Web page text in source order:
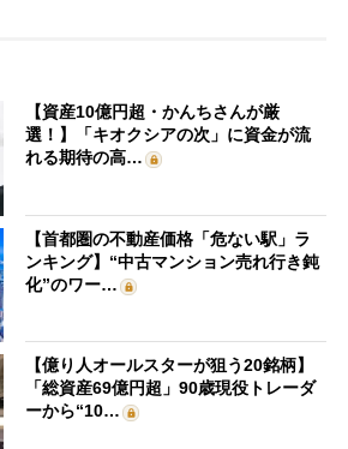
【資産10億円超・かんちさんが厳
選！】「キオクシアの次」に資金が流
れる期待の高…
【首都圏の不動産価格「危ない駅」ラ
ンキング】“中古マンション売れ行き鈍
化”のワー…
【億り人オールスターが狙う20銘柄】
「総資産69億円超」90歳現役トレーダ
ーから“10…